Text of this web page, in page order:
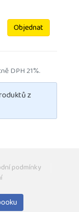
Objednat
DPH 21%.
z
podmínky